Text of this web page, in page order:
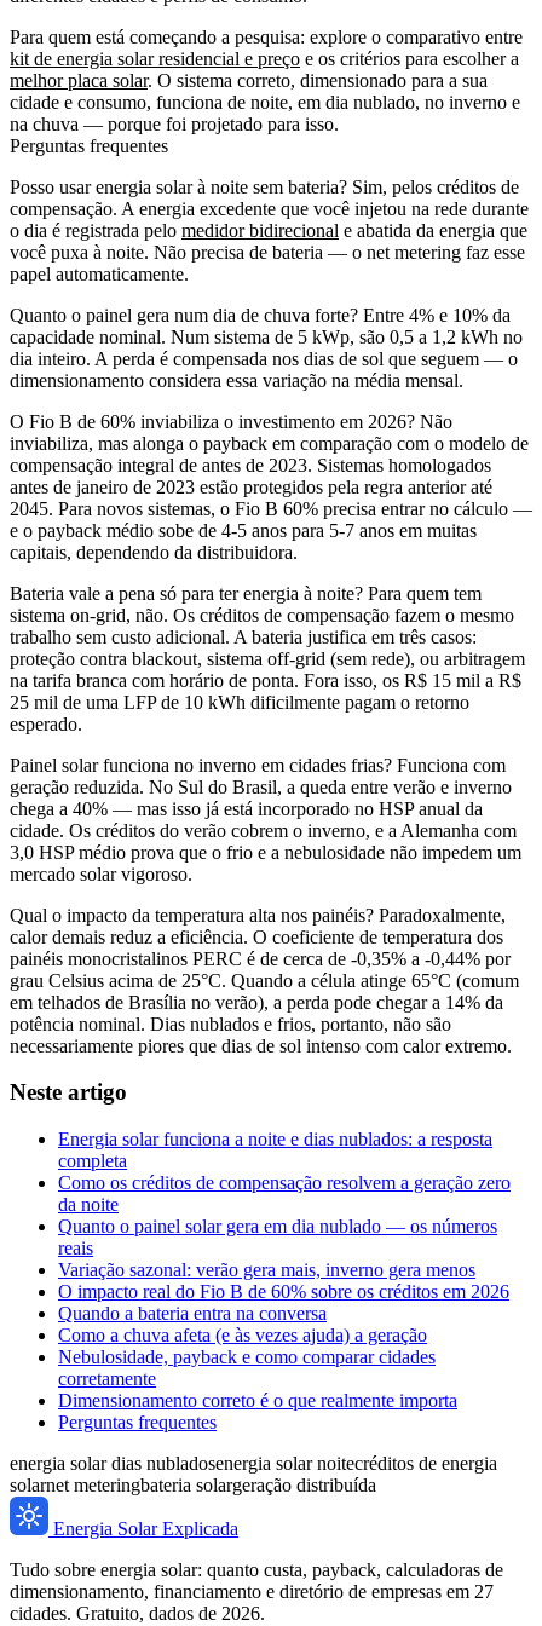
Para quem está começando a pesquisa: explore o comparativo entre
kit de energia solar residencial e preço e os critérios para escolher a
melhor placa solar. O sistema correto, dimensionado para a sua
cidade e consumo, funciona de noite, em dia nublado, no inverno e
na chuva — porque foi projetado para isso.
Perguntas frequentes
Posso usar energia solar à noite sem bateria? Sim, pelos créditos de
compensação. A energia excedente que você injetou na rede durante
o dia é registrada pelo medidor bidirecional e abatida da energia que
você puxa à noite. Não precisa de bateria — o net metering faz esse
papel automaticamente.
Quanto o painel gera num dia de chuva forte? Entre 4% e 10% da
capacidade nominal. Num sistema de 5 kWp, são 0,5 a 1,2 kWh no
dia inteiro. A perda é compensada nos dias de sol que seguem — o
dimensionamento considera essa variação na média mensal.
O Fio B de 60% inviabiliza o investimento em 2026? Não
inviabiliza, mas alonga o payback em comparação com o modelo de
compensação integral de antes de 2023. Sistemas homologados
antes de janeiro de 2023 estão protegidos pela regra anterior até
2045. Para novos sistemas, o Fio B 60% precisa entrar no cálculo —
e o payback médio sobe de 4-5 anos para 5-7 anos em muitas
capitais, dependendo da distribuidora.
Bateria vale a pena só para ter energia à noite? Para quem tem
sistema on-grid, não. Os créditos de compensação fazem o mesmo
trabalho sem custo adicional. A bateria justifica em três casos:
proteção contra blackout, sistema off-grid (sem rede), ou arbitragem
na tarifa branca com horário de ponta. Fora isso, os R$ 15 mil a R$
25 mil de uma LFP de 10 kWh dificilmente pagam o retorno
esperado.
Painel solar funciona no inverno em cidades frias? Funciona com
geração reduzida. No Sul do Brasil, a queda entre verão e inverno
chega a 40% — mas isso já está incorporado no HSP anual da
cidade. Os créditos do verão cobrem o inverno, e a Alemanha com
3,0 HSP médio prova que o frio e a nebulosidade não impedem um
mercado solar vigoroso.
Qual o impacto da temperatura alta nos painéis? Paradoxalmente,
calor demais reduz a eficiência. O coeficiente de temperatura dos
painéis monocristalinos PERC é de cerca de -0,35% a -0,44% por
grau Celsius acima de 25°C. Quando a célula atinge 65°C (comum
em telhados de Brasília no verão), a perda pode chegar a 14% da
potência nominal. Dias nublados e frios, portanto, não são
necessariamente piores que dias de sol intenso com calor extremo.
Neste artigo
Energia solar funciona a noite e dias nublados: a resposta
completa
Como os créditos de compensação resolvem a geração zero
da noite
Quanto o painel solar gera em dia nublado — os números
reais
Variação sazonal: verão gera mais, inverno gera menos
O impacto real do Fio B de 60% sobre os créditos em 2026
Quando a bateria entra na conversa
Como a chuva afeta (e às vezes ajuda) a geração
Nebulosidade, payback e como comparar cidades
corretamente
Dimensionamento correto é o que realmente importa
Perguntas frequentes
energia solar dias nubladosenergia solar noitecréditos de energia
solarnet meteringbateria solargeração distribuída
Energia Solar Explicada
Tudo sobre energia solar: quanto custa, payback, calculadoras de
dimensionamento, financiamento e diretório de empresas em 27
cidades. Gratuito, dados de 2026.